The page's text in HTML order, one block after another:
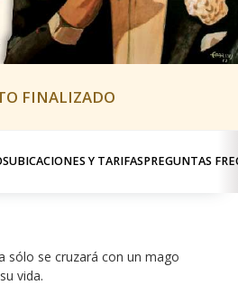
FINALIZADO
UBICACIONES Y TARIFASPREGUNTAS
sólo se cruzará con un mago
vida.